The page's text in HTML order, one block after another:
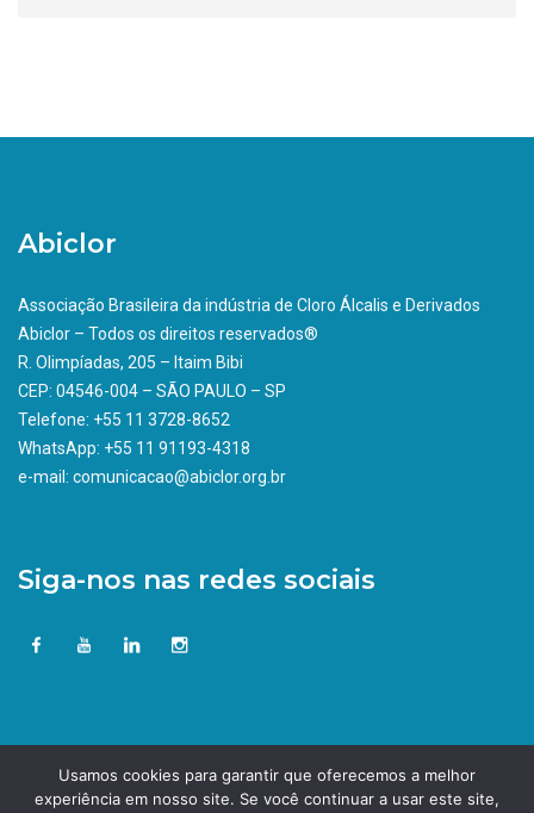
Abiclor
Associação Brasileira da indústria de Cloro Álcalis e Derivados
Abiclor – Todos os direitos reservados®
R. Olimpíadas, 205 – Itaim Bibi
CEP: 04546-004 – SÃO PAULO – SP
Telefone: +55 11 3728-8652
WhatsApp: +55 11 91193-4318
e-mail: comunicacao@abiclor.org.br
Siga-nos nas redes sociais
Usamos cookies para garantir que oferecemos a melhor
experiência em nosso site. Se você continuar a usar este site,